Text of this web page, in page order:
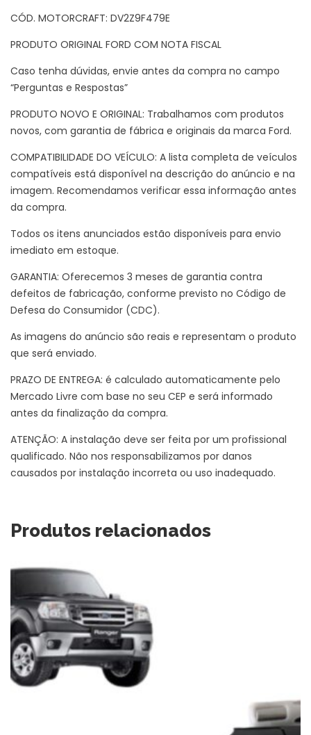
CÓD. MOTORCRAFT: DV2Z9F479E
PRODUTO ORIGINAL FORD COM NOTA FISCAL
Caso tenha dúvidas, envie antes da compra no campo
“Perguntas e Respostas”
PRODUTO NOVO E ORIGINAL: Trabalhamos com produtos
novos, com garantia de fábrica e originais da marca Ford.
COMPATIBILIDADE DO VEÍCULO: A lista completa de veículos
compatíveis está disponível na descrição do anúncio e na
imagem. Recomendamos verificar essa informação antes
da compra.
Todos os itens anunciados estão disponíveis para envio
imediato em estoque.
GARANTIA: Oferecemos 3 meses de garantia contra
defeitos de fabricação, conforme previsto no Código de
Defesa do Consumidor (CDC).
As imagens do anúncio são reais e representam o produto
que será enviado.
PRAZO DE ENTREGA: é calculado automaticamente pelo
Mercado Livre com base no seu CEP e será informado
antes da finalização da compra.
ATENÇÃO: A instalação deve ser feita por um profissional
qualificado. Não nos responsabilizamos por danos
causados por instalação incorreta ou uso inadequado.
Produtos relacionados